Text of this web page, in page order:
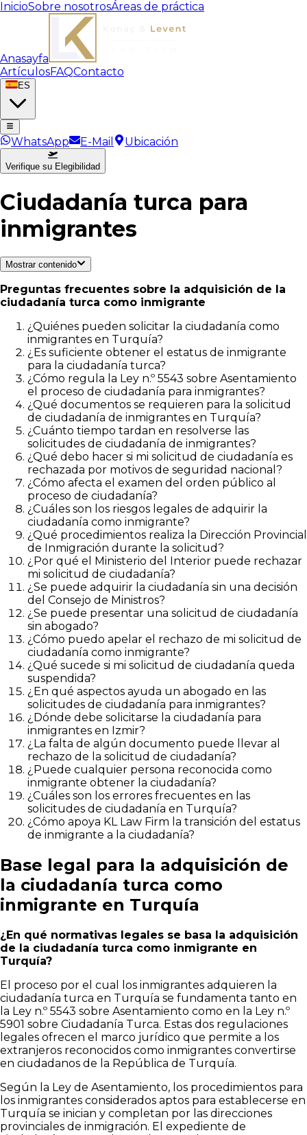
InicioSobre nosotrosÁreas de práctica
Anasayfa
ArtículosFAQContacto
ES
WhatsApp E-Mail Ubicación
Verifique su Elegibilidad
Ciudadanía turca para
inmigrantes
Mostrar contenido
Preguntas frecuentes sobre la adquisición de la
ciudadanía turca como inmigrante
¿Quiénes pueden solicitar la ciudadanía como
inmigrantes en Turquía?
¿Es suficiente obtener el estatus de inmigrante
para la ciudadanía turca?
¿Cómo regula la Ley n.º 5543 sobre Asentamiento
el proceso de ciudadanía para inmigrantes?
¿Qué documentos se requieren para la solicitud
de ciudadanía de inmigrantes en Turquía?
¿Cuánto tiempo tardan en resolverse las
solicitudes de ciudadanía de inmigrantes?
¿Qué debo hacer si mi solicitud de ciudadanía es
rechazada por motivos de seguridad nacional?
¿Cómo afecta el examen del orden público al
proceso de ciudadanía?
¿Cuáles son los riesgos legales de adquirir la
ciudadanía como inmigrante?
¿Qué procedimientos realiza la Dirección Provincial
de Inmigración durante la solicitud?
¿Por qué el Ministerio del Interior puede rechazar
mi solicitud de ciudadanía?
¿Se puede adquirir la ciudadanía sin una decisión
del Consejo de Ministros?
¿Se puede presentar una solicitud de ciudadanía
sin abogado?
¿Cómo puedo apelar el rechazo de mi solicitud de
ciudadanía como inmigrante?
¿Qué sucede si mi solicitud de ciudadanía queda
suspendida?
¿En qué aspectos ayuda un abogado en las
solicitudes de ciudadanía para inmigrantes?
¿Dónde debe solicitarse la ciudadanía para
inmigrantes en Izmir?
¿La falta de algún documento puede llevar al
rechazo de la solicitud de ciudadanía?
¿Puede cualquier persona reconocida como
inmigrante obtener la ciudadanía?
¿Cuáles son los errores frecuentes en las
solicitudes de ciudadanía en Turquía?
¿Cómo apoya KL Law Firm la transición del estatus
de inmigrante a la ciudadanía?
Base legal para la adquisición de
la ciudadanía turca como
inmigrante en Turquía
¿En qué normativas legales se basa la adquisición
de la ciudadanía turca como inmigrante en
Turquía?
El proceso por el cual los inmigrantes adquieren la
ciudadanía turca en Turquía se fundamenta tanto en
la Ley n.º 5543 sobre Asentamiento como en la Ley n.º
5901 sobre Ciudadanía Turca. Estas dos regulaciones
legales ofrecen el marco jurídico que permite a los
extranjeros reconocidos como inmigrantes convertirse
en ciudadanos de la República de Turquía.
Según la Ley de Asentamiento, los procedimientos para
los inmigrantes considerados aptos para establecerse en
Turquía se inician y completan por las direcciones
provinciales de inmigración. El expediente de